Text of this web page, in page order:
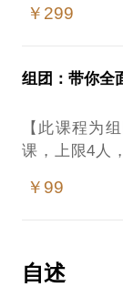
个真正懂行
很多朋友接触
也有同样的
内容）：
解答你关于
的各种流言；
你推荐适合
路。
柔术是如何
但是当你真正
多问题：
国内的场馆
国内柔术教练
常多，语言不
总之，如果
￥299
组团：带你全
【此课程为
课，上限4人
如果你是格
柔术是如何在
一切武术流派
￥99
自述